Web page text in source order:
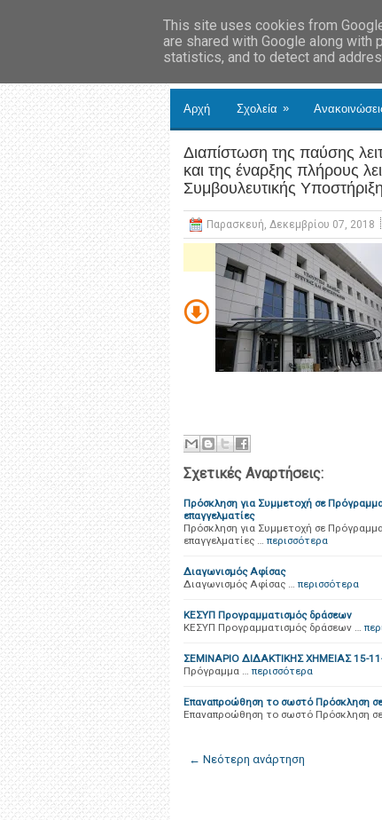
Αρχή Σχολεία »
Διαπίστωση της παύσης
και της έναρξης πλήρους
Συμβουλευτικής
Παρασκευή, Δεκεμβρίου 07, 2018
Σχετικές Αναρτήσεις:
Πρόσκληση για Συμμετοχή σε
επαγγελματίες
Πρόσκληση για Συμμετοχή σε
επαγγελματίες … περισσότερα
Διαγωνισμός Αφίσας
Διαγωνισμός Αφίσας … περισσότερα
ΚΕΣΥΠ Προγραμματισμός δράσεων
ΚΕΣΥΠ Προγραμματισμός δράσεων …
ΣΕΜΙΝΑΡΙΟ ΔΙΔΑΚΤΙΚΗΣ ΧΗΜΕΙΑΣ 15-
Πρόγραμμα … περισσότερα
Επαναπροώθηση το σωστό Πρόσκληση
Επαναπροώθηση το σωστό Πρόσκληση
← Νεότερη ανάρτηση
This site uses cookies from
are shared with Google along with
statistics, and to detect and